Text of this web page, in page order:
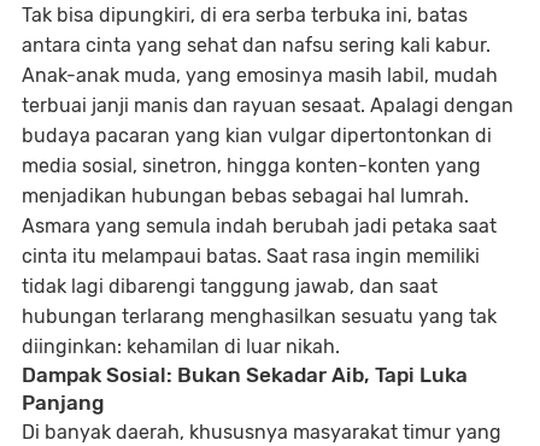
Tak bisa dipungkiri, di era serba terbuka ini, batas
antara cinta yang sehat dan nafsu sering kali kabur.
Anak-anak muda, yang emosinya masih labil, mudah
terbuai janji manis dan rayuan sesaat. Apalagi dengan
budaya pacaran yang kian vulgar dipertontonkan di
media sosial, sinetron, hingga konten-konten yang
menjadikan hubungan bebas sebagai hal lumrah.
Asmara yang semula indah berubah jadi petaka saat
cinta itu melampaui batas. Saat rasa ingin memiliki
tidak lagi dibarengi tanggung jawab, dan saat
hubungan terlarang menghasilkan sesuatu yang tak
diinginkan: kehamilan di luar nikah.
Dampak Sosial: Bukan Sekadar Aib, Tapi Luka
Panjang
Di banyak daerah, khususnya masyarakat timur yang